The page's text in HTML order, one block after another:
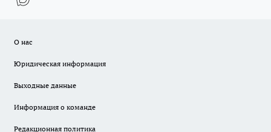
О нас
Юридическая информация
Выходные данные
Информация о команде
Редакционная политика